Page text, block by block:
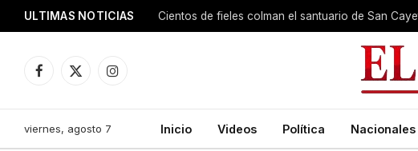
ULTIMAS NOTICIAS
Facebook
X
Instagram
viernes, agosto 7 Inicio Videos Política Nacionales